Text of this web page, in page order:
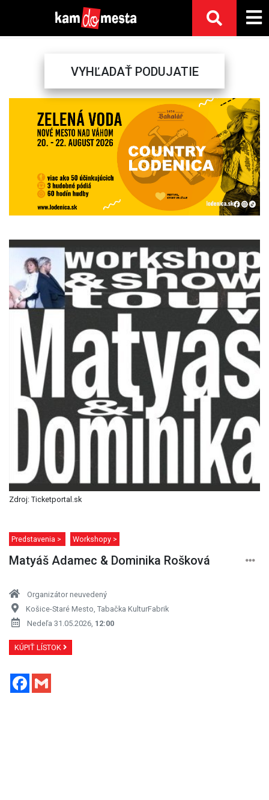
VYHĽADAŤ PODUJATIE
Next
Zdroj: Ticketportal.sk
Predstavenia > Workshopy >
Matyáš Adamec & Dominika Rošková
Organizátor neuvedený
Košice-Staré Mesto, Tabačka KulturFabrik
Nedeľa 31.05.2026, 12:00
KÚPIŤ LÍSTOK
Facebook